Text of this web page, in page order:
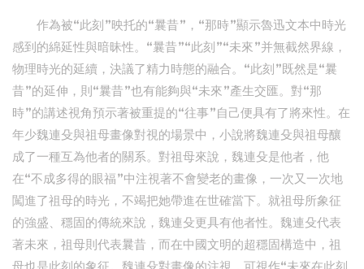
作為被“此刻”映托的“曩昔”，“那時”顯示魯迅文本中時光
感到的綿延性與暗昧性。“曩昔”“此刻”“未來”并無截然界線，
物理時光的延續，決議了精力時態的融合。“此刻”既然是“曩
昔”的延伸，則“曩昔”也有能夠與“未來”產生交匯。對“那
時”的講述視角預示著被重提的“往事”自己便具有了將來性。在
年少魏連殳與祖母畫像對視的場景中，小說將魏連殳與祖母釀
成了一種互為他者的關系。對祖母來說，魏連殳是他者，他
在“不成多得的眼福”中注視著不會變老的畫像，一次又一次地
闖進了祖母的時光，不竭把她帶進在世確當下。就祖母所象征
的強盛、穩固的傳統來說，魏連殳更具有他者性。魏連殳代表
著未來，祖母則代表曩昔，而在中國文明的超穩固構造中，祖